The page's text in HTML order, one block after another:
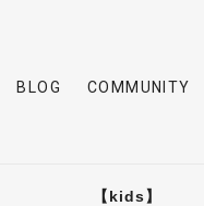
BLOG COMMUNITY
【kids】